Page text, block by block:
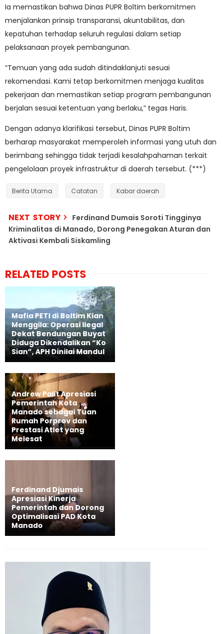
Ia memastikan bahwa Dinas PUPR Boltim berkomitmen
menjalankan prinsip transparansi, akuntabilitas, dan
kepatuhan terhadap seluruh regulasi dalam setiap
pelaksanaan proyek pembangunan.
“Temuan yang ada sudah ditindaklanjuti sesuai
rekomendasi. Kami tetap berkomitmen menjaga kualitas
pekerjaan dan memastikan setiap program pembangunan
berjalan sesuai ketentuan yang berlaku,” tegas Haris.
Dengan adanya klarifikasi tersebut, Dinas PUPR Boltim
berharap masyarakat memperoleh informasi yang utuh dan
berimbang sehingga tidak terjadi kesalahpahaman terkait
pengelolaan proyek infrastruktur di daerah tersebut. (***)
Berita Utama Catatan Kabar daerah
NEXT STORY
Ferdinand Dumais Soroti Tingginya
Kriminalitas di Manado, Dorong Penegakan Aturan dan
Aktivasi Kembali Siskamling
RELATED POSTS
Mafia PETI di Boltim Kian
Menggila: Operasi Ilegal
Dekat Bendungan Buyat
Diduga Dikendalikan “Ko
Sian”, APH Dinilai Mandul
Andrew Palit Apresiasi
Pemerintah Kota
Manado sebagai Tuan
Rumah Porprov dan
Prestasi Atlet yang
Melesat
Ferdinand Djumais
Apresiasi Kinerja
Pemerintah dan Dorong
Optimalisasi PAD Kota
Manado